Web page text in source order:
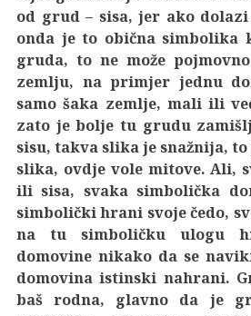
od grud – sisa, jer ako
onda je to obična simbolika
gruda, to ne može
zemlju, na primjer jednu
samo šaka zemlje, mali ili
zato je bolje tu grudu
sisu, takva slika je snažnija,
slika, ovdje vole mitove. Ali,
ili sisa, svaka simbolička
simbolički hrani svoje čedo,
na tu simboličku ulogu
domovine nikako da se
domovina istinski nahrani.
baš rodna, glavno da je